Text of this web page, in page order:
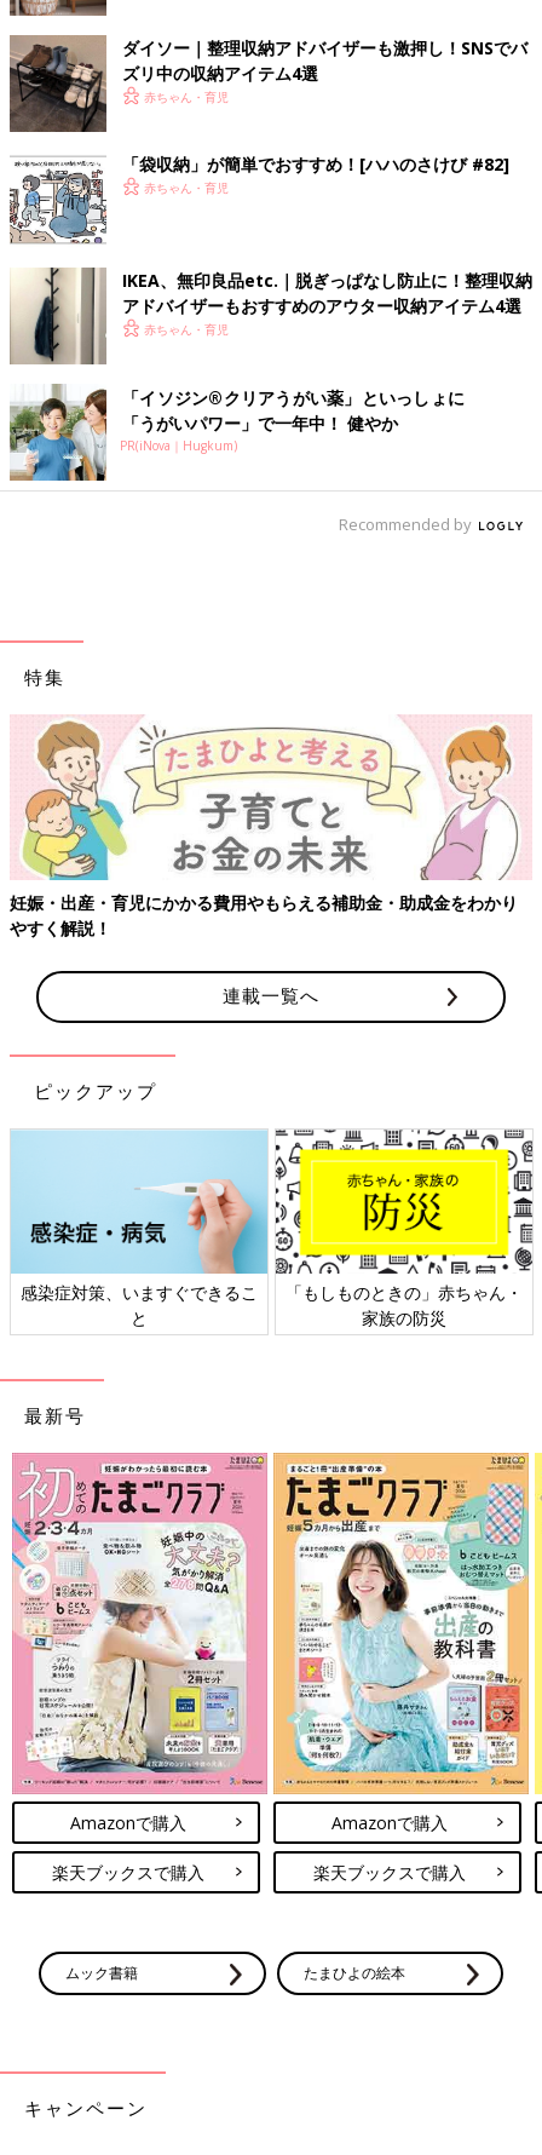
出典：Instagramアカウント「___nikotoka___」
___nikotoka___さんはこちらのボックスに排水溝ネットを収納し
ているそう。袋からネットを取り出しにくいのが悩みだったよう
で、こちらをGETできて良かったとのこと♪ 詰め替えのひと手間
で、毎日の作業が楽になると嬉しいですよね。
技あり！メガネ浮かす収納アイデア
出典：Instagramアカウント「くるみん」
フィルムフックを使ったメガネを浮かす収納は、くるみんさんの
アイデア。メガネが水滴で汚れてしまうことを防ぐために置き場
を作ったんだそうです。洗面台に設置しているので、置き忘れも
防げるんだとか♪
超力持ちのマグネットフック
出典：Instagramアカウント「puchi」
こちらは垂直時の耐荷重が2キロまでと、とても力持ちのネオジ
ムマグネットフックだそう。puchiさんはフライパン収納にこち
らを使用したんだとか。磁力がある場所なら使えるので、幅広い
使い方ができそうですよね。
【キャンドゥ】主婦の味方！おすすめキ
ッチン用品4選
毎日使うキッチン用品は、なるべく実用的なも
のがいいですよね。今インスタでは、お財布に
優しいキャンドゥの便利アイテムがとっても話
題なんです！今回はおすすめキッチン用品のイ
ンスタ投稿をご紹介します。
いかがでしたか？どれも真似してみたくなる収納ですね。毎日の
ムを使ってみてください！
※記事の内容は記載当時の情報であり、現在と異なる場合があり
ダイソー｜整理収納アドバイザーも激押し！SNSでバ
ズリ中の収納アイテム4選
赤ちゃん・育児
「袋収納」が簡単でおすすめ！[ハハのさけび #82]
赤ちゃん・育児
IKEA、無印良品etc.｜脱ぎっぱなし防止に！整理収納
アドバイザーもおすすめのアウター収納アイテム4選
赤ちゃん・育児
「イソジン®クリアうがい薬」といっしょに
「うがいパワー」で一年中！ 健やか
PR(iNova｜Hugkum)
Recommended by
特集
妊娠・出産・育児にかかる費用やもらえる補助金・助成金をわかり
やすく解説！
連載一覧へ
ピックアップ
感染症対策、いますぐできるこ
と
「もしものときの」赤ちゃん・
家族の防災
最新号
Amazonで購入
楽天ブックスで購入
Amazonで購入
楽天ブックスで購入
ムック書籍 たまひよの絵本
キャンペーン